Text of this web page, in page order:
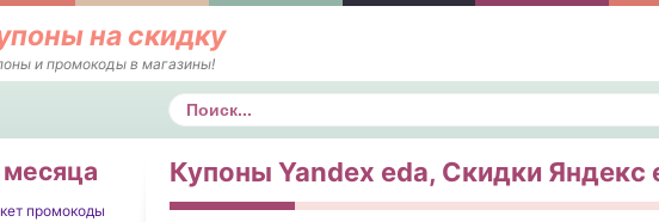
на скидку
и промокоды в магазины!
Поиск
промокоды
Купоны Yandex eda, Скидки Яндекс